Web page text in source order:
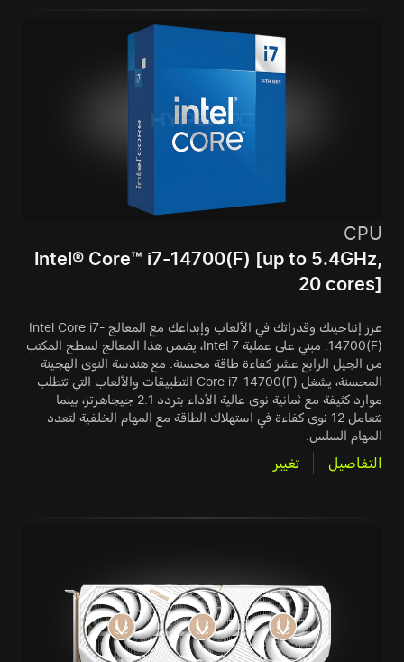
CPU
Intel® Core™ i7-14700(F) [up to 5.4GHz,
20 cores]
عزز إنتاجيتك وقدراتك في الألعاب وإبداعك مع المعالج Intel Core i7-
14700(F). مبني على عملية Intel 7، يضمن هذا المعالج لسطح المكتب
من الجيل الرابع عشر كفاءة طاقة محسنة. مع هندسة النوى الهجينة
المحسنة، يشغل Core i7-14700(F) التطبيقات والألعاب التي تتطلب
موارد كثيفة مع ثمانية نوى عالية الأداء بتردد 2.1 جيجاهرتز، بينما
تتعامل 12 نوى كفاءة في استهلاك الطاقة مع المهام الخلفية لتعدد
المهام السلس.
التفاصيل تغيير